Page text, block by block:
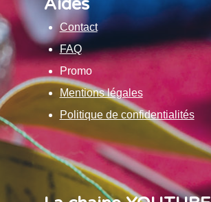
Contact
FAQ
Promo
Mentions légales
Politique de confidentialités